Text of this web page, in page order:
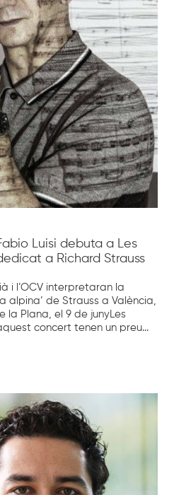
Luisi debuta a Les
a Richard Strauss
i l’OCV interpretaran la
alpina’ de Strauss a València,
la Plana, el 9 de junyLes
concert tenen un preu...